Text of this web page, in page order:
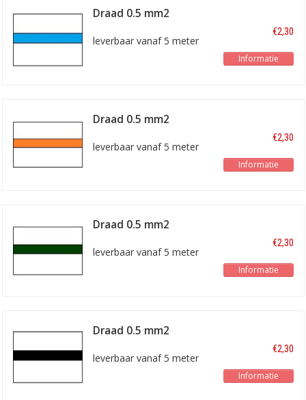
Draad 0.5 mm2
leverbaar vanaf 5 meter
€2,30
Informatie
Draad 0.5 mm2
leverbaar vanaf 5 meter
€2,30
Informatie
Draad 0.5 mm2
leverbaar vanaf 5 meter
€2,30
Informatie
Draad 0.5 mm2
leverbaar vanaf 5 meter
€2,30
Informatie